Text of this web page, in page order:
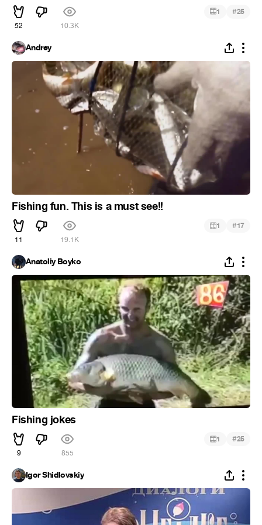
52 10.3K
1 #25
Andrey
Fishing fun. This is a must see!!
11 19.1K
1 #17
Anatoliy Boyko
Fishing jokes
9 855
1 #25
Igor Shidlovskiy